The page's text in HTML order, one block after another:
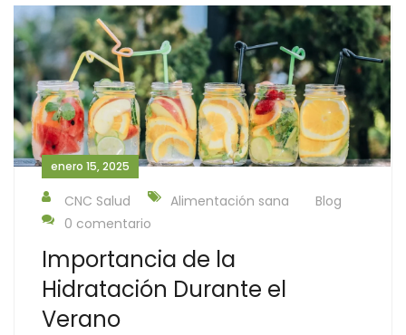
enero 15, 2025
CNC Salud Alimentación sana
Blog
0 comentario
Importancia de la
Hidratación Durante el
Verano